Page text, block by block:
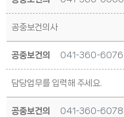
공중보건의사
공중보건의 041-360-6076
담당업무를 입력해 주세요.
공중보건의 041-360-6078